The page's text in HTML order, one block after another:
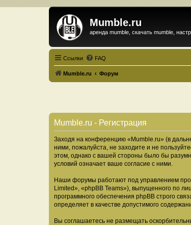
Mumble.ru
аренда mumble, скачать mumble,
Ссылки FAQ
Mumble.ru Форум
Mumble.ru - Регистрация
Заходя на конференцию «Mumble.ru» (в
ними, пожалуйста, не заходите и не
этом, однако с вашей стороны было бы
условий означает ваше согласие с ними.
Наши форумы работают под управлением
Limited», «phpBB Teams»), выпущенного по
программного обеспечения phpBB строго
определяет в качестве допустимого
Вы соглашаетесь не размещать